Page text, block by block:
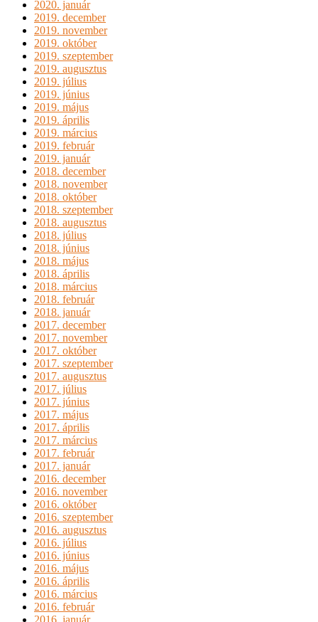
2020. január
2019. december
2019. november
2019. október
2019. szeptember
2019. augusztus
2019. július
2019. június
2019. május
2019. április
2019. március
2019. február
2019. január
2018. december
2018. november
2018. október
2018. szeptember
2018. augusztus
2018. július
2018. június
2018. május
2018. április
2018. március
2018. február
2018. január
2017. december
2017. november
2017. október
2017. szeptember
2017. augusztus
2017. július
2017. június
2017. május
2017. április
2017. március
2017. február
2017. január
2016. december
2016. november
2016. október
2016. szeptember
2016. augusztus
2016. július
2016. június
2016. május
2016. április
2016. március
2016. február
2016. január